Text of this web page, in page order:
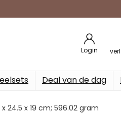
Login
Deal van de dag
x 24.5 x 19 cm; 596.02 gram